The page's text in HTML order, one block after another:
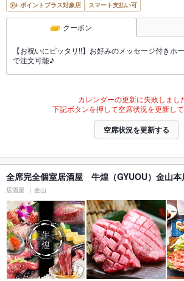
ポイントプラス対象店
スマート支払い可
クーポン
【お祝いにピッタリ!!】お好みのメッセージ付きホ
で注文可能♪
カレンダーの更新に失敗しまし
下記ボタンを押して空席状況を更新して
空席状況を更新する
全席完全個室居酒屋 牛煌（GYUOU）金山本
居酒屋 金山